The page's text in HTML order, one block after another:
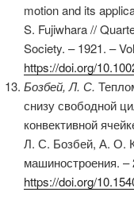
motion and its
S. Fujiwhara //
Society. – 1921. –
https://doi.org/
Бозбей, Л. С.
снизу свободной
конвективной
Л. С. Бозбей, А. О.
машиностроения.
https://doi.org/